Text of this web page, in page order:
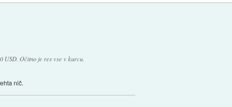
USD. Očitno je res vse v kurcu.
nič.